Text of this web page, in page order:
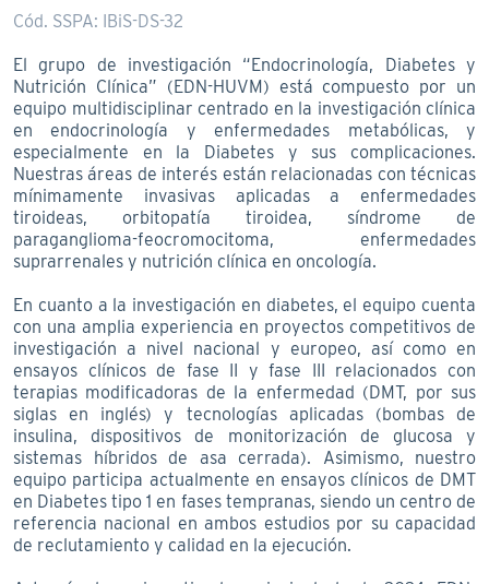
Cód. SSPA: IBiS-DS-32
El grupo de investigación “Endocrinología, Diabetes y
Nutrición Clínica” (EDN-HUVM) está compuesto por un
equipo multidisciplinar centrado en la investigación clínica
en endocrinología y enfermedades metabólicas, y
especialmente en la Diabetes y sus complicaciones.
Nuestras áreas de interés están relacionadas con técnicas
mínimamente invasivas aplicadas a enfermedades
tiroideas, orbitopatía tiroidea, síndrome de
paraganglioma-feocromocitoma, enfermedades
suprarrenales y nutrición clínica en oncología.
En cuanto a la investigación en diabetes, el equipo cuenta
con una amplia experiencia en proyectos competitivos de
investigación a nivel nacional y europeo, así como en
ensayos clínicos de fase II y fase III relacionados con
terapias modificadoras de la enfermedad (DMT, por sus
siglas en inglés) y tecnologías aplicadas (bombas de
insulina, dispositivos de monitorización de glucosa y
sistemas híbridos de asa cerrada). Asimismo, nuestro
equipo participa actualmente en ensayos clínicos de DMT
en Diabetes tipo 1 en fases tempranas, siendo un centro de
referencia nacional en ambos estudios por su capacidad
de reclutamiento y calidad en la ejecución.